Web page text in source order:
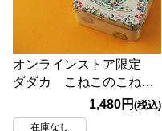
オンラインストア限定
ダダカ こねこのこねこ
miniHappyDays18p
1,480円(税込)
在庫なし